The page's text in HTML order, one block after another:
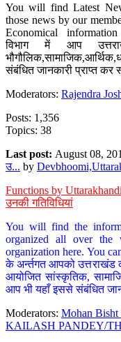
You will find Latest
those news by our
Economical
विभाग में आप
संबंधित जानकारी प्राप्त
Moderators: Rajendra
Posts: 1,356
Topics: 38
Last post: August 08,
उ... by
Functions by
उनकी गतिविधियां
You will find the
organized all over the
organization here. You
के अर्न्तगत आपको उत्तराखंड
आयोजित सांस्कृतिक,
आप भी यहाँ इससे संबंधित
Moderators: Mohan Bisht
KAILASH PANDEY/